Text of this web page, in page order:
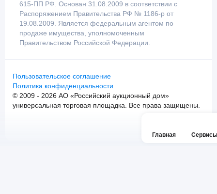
Главная Сервисы
615-ПП РФ. Основан 31.08.2009 в соответствии с
Распоряжением Правительства РФ № 1186-р от
19.08.2009. Является федеральным агентом по
продаже имущества, уполномоченным
Правительством Российской Федерации.
Пользовательское соглашение
Политика конфиденциальности
© 2009 - 2026 АО «Российский аукционный дом»
универсальная торговая площадка. Все права защищены.